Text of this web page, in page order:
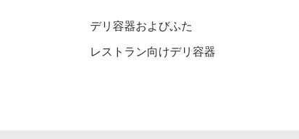
デリ容器およびふた
レストラン向けデリ容器